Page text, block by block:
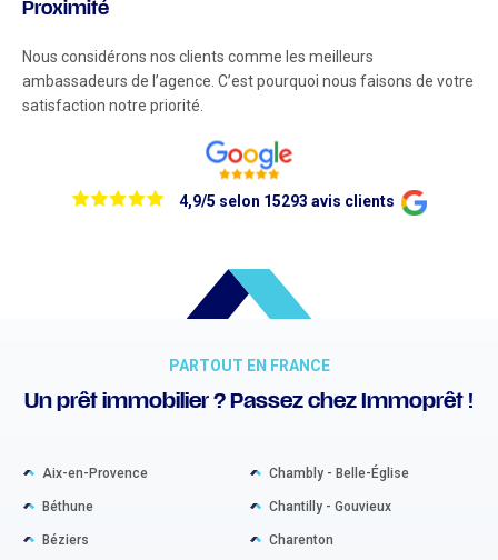
Proximité
Nous considérons nos clients comme les meilleurs
ambassadeurs de l’agence. C’est pourquoi nous faisons de votre
satisfaction notre priorité.
4,9/5 selon 15293 avis clients
PARTOUT EN FRANCE
Un prêt immobilier ? Passez chez Immoprêt !
Aix-en-Provence
Béthune
Béziers
Chambly - Belle-Église
Chantilly - Gouvieux
Charenton